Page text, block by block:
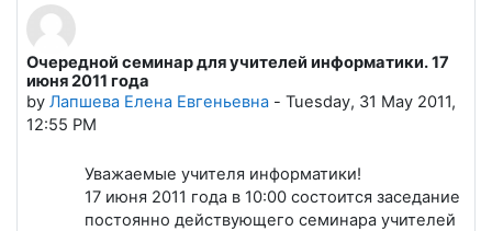
Очередной семинар для учителей информатики. 17
июня 2011 года
by Лапшева Елена Евгеньевна - Tuesday, 31 May 2011,
12:55 PM
Number of replies: 2
Уважаемые учителя информатики!
17 июня 2011 года в 10:00 состоится заседание
постоянно действующего семинара учителей